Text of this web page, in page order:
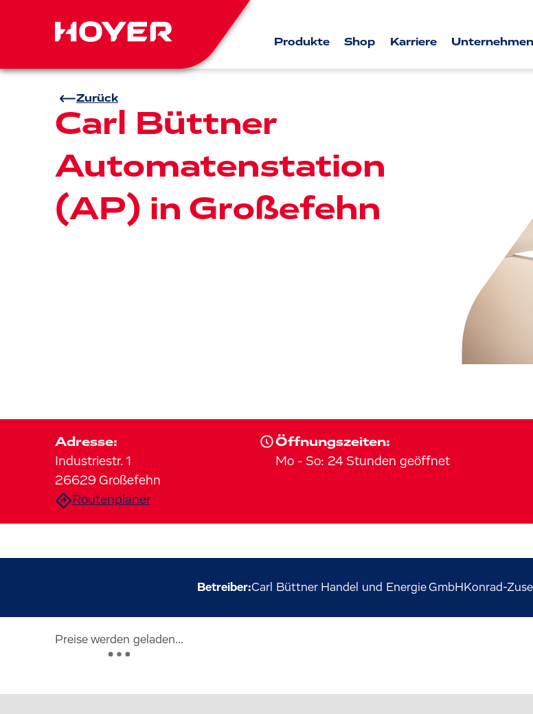
Produkte Shop Karriere Unternehmen
Zurück
Carl Büttner
Automatenstation
(AP) in Großefehn
Adresse:
Industriestr. 1
26629 Großefehn
Routenplaner
Öffnungszeiten:
Mo - So: 24 Stunden geöffnet
Betreiber:Carl Büttner Handel und Energie GmbH Konrad-
Preise werden geladen...